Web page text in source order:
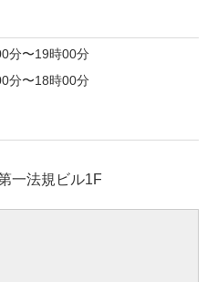
分〜19時00分
分〜18時00分
一法規ビル1F